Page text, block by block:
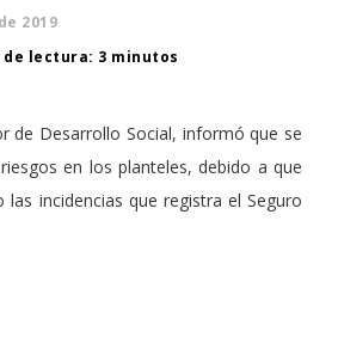
2019
lectura: 3 minutos
de Desarrollo Social, informó que se
en los planteles, debido a que
las incidencias que registra el Seguro